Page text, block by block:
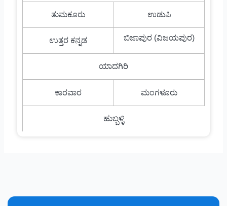
ತುಮಕೂರು ಉಡುಪಿ
ಉತ್ತರ ಕನ್ನಡ ಬಿಜಾಪುರ (ವಿಜಯಪುರ)
ಯಾದಗಿರಿ
ಕಾರವಾರ ಮಂಗಳೂರು
ಹುಬ್ಬಳ್ಳಿ